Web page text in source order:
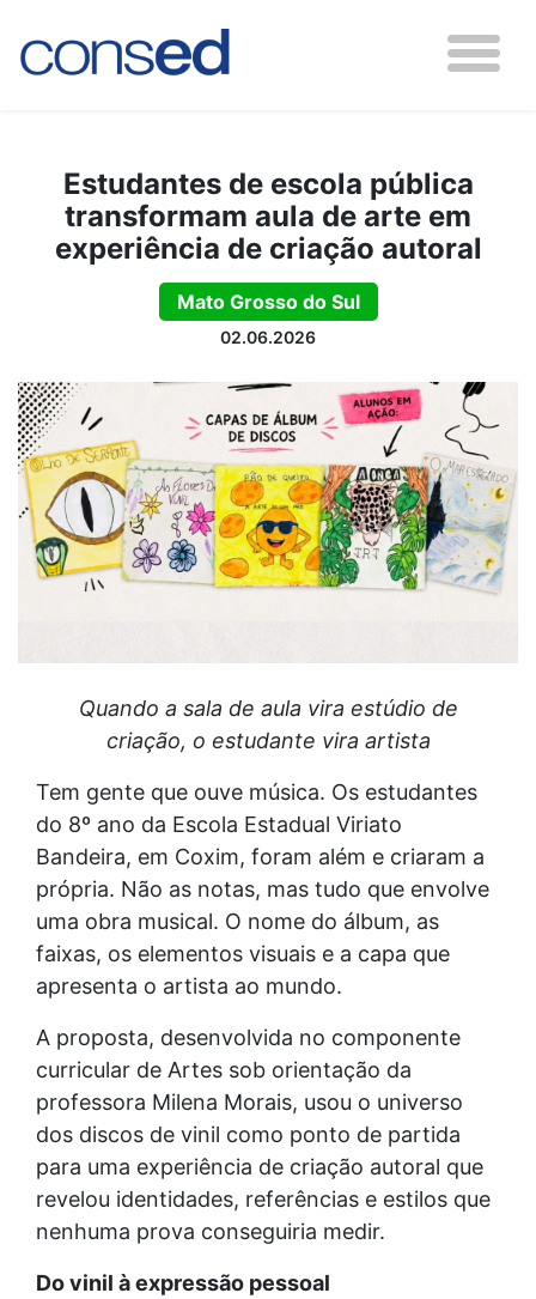
Estudantes de escola pública
transformam aula de arte em
experiência de criação autoral
Mato Grosso do Sul
02.06.2026
Quando a sala de aula vira estúdio de
criação, o estudante vira artista
Tem gente que ouve música. Os estudantes
do 8º ano da Escola Estadual Viriato
Bandeira, em Coxim, foram além e criaram a
própria. Não as notas, mas tudo que envolve
uma obra musical. O nome do álbum, as
faixas, os elementos visuais e a capa que
apresenta o artista ao mundo.
A proposta, desenvolvida no componente
curricular de Artes sob orientação da
professora Milena Morais, usou o universo
dos discos de vinil como ponto de partida
para uma experiência de criação autoral que
revelou identidades, referências e estilos que
nenhuma prova conseguiria medir.
Do vinil à expressão pessoal